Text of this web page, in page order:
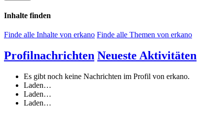
Inhalte finden
Finde alle Inhalte von erkano Finde alle Themen von erkano
Profilnachrichten Neueste Aktivitäten
Es gibt noch keine Nachrichten im Profil von erkano.
Laden…
Laden…
Laden…